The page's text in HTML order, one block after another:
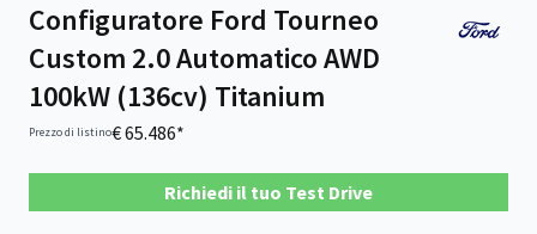
Configuratore Ford Tourneo
Custom 2.0 Automatico AWD
100kW (136cv) Titanium
Prezzo di listino€ 65.486*
Richiedi il tuo Test Drive